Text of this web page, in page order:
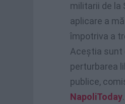
militarii de la
aplicare a
împotriva a
Aceștia sunt
perturbarea
publice,
NapoliToday.